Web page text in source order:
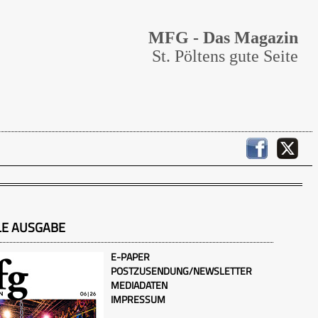
MFG - Das Magazin
St. Pöltens gute Seite
AUSGABE
E-PAPER
POSTZUSENDUNG/NEWSLETTER
MEDIADATEN
IMPRESSUM